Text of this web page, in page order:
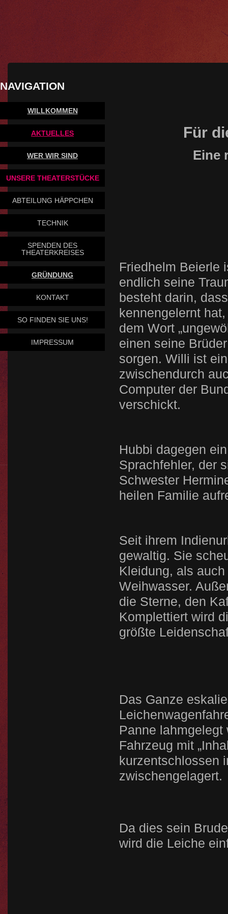
NAVIGATION
WILLKOMMEN
AKTUELLES
WER WIR SIND
UNSERE THEATERSTÜCKE
ABTEILUNG HÄPPCHEN
TECHNIK
SPENDEN DES
THEATERKREISES
GRÜNDUNG
KONTAKT
SO FINDEN SIE UNS!
IMPRESSUM
Für
Eine
Friedhelm Beierle
endlich seine
besteht darin,
kennengelernt
dem Wort
einen seine
sorgen. Willi ist
zwischendurch
Computer der
verschickt.
Hubbi dagegen
Sprachfehler, der
Schwester
heilen Familie
Seit ihrem
gewaltig. Sie
Kleidung, als
Weihwasser.
die Sterne, den
Komplettiert wird
größte
Das Ganze
Panne
Fahrzeug mit
kurzentschlossen
zwischengelagert.
Da dies sein
wird die Leiche